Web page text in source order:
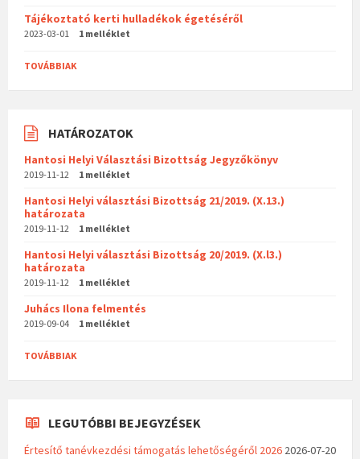
Tájékoztató kerti hulladékok égetéséről
2023-03-01 1 melléklet
TOVÁBBIAK
HATÁROZATOK
Hantosi Helyi Választási Bizottság Jegyzőkönyv
2019-11-12 1 melléklet
Hantosi Helyi választási Bizottság 21/2019. (X.13.)
határozata
2019-11-12 1 melléklet
Hantosi Helyi választási Bizottság 20/2019. (X.l3.)
határozata
2019-11-12 1 melléklet
Juhács Ilona felmentés
2019-09-04 1 melléklet
TOVÁBBIAK
LEGUTÓBBI BEJEGYZÉSEK
Értesítő tanévkezdési támogatás lehetőségéről 2026 2026-07-20